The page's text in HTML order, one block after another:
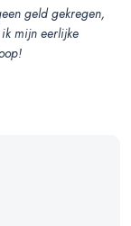
geld gekregen,
mijn eerlijke